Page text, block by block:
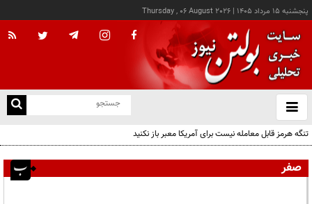
پنجشنبه ۱۵ مرداد ۱۴۰۵ |
Thursday , 06 August 2026
باز
و
تنگه هرمز قابل معامله نیست برای آمریکا معبر باز نکنید
صفر